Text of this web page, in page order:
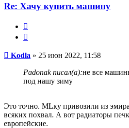
Re: Хачу купить машину
Сообщение
Kodla » 25 июн 2022, 11:58
Padonak писал(а):не все
под нашу зиму
Это точно. MLку привозили из
всяких похвал. А вот радиаторы
европейские.